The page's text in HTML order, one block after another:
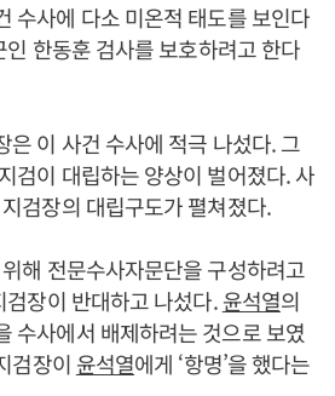
수사에 다소 미온적 태도를 보인다
한동훈 검사를 보호하려고 한다
은 이 사건 수사에 적극 나섰다. 그
검이 대립하는 양상이 벌어졌다. 사
검장의 대립구도가 펼쳐졌다.
해 전문수사자문단을 구성하려고
장이 반대하고 나섰다.윤석열의
수사에서 배제하려는 것으로 보였
검장이 윤석열에게 ‘항명’을 했다는